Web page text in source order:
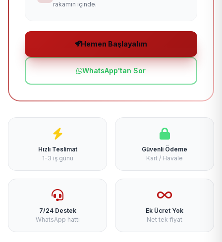
rakamın içinde.
Hemen Başlayalım
WhatsApp'tan Sor
Hızlı Teslimat
1-3 iş günü
Güvenli Ödeme
Kart / Havale
7/24 Destek
WhatsApp hattı
Ek Ücret Yok
Net tek fiyat